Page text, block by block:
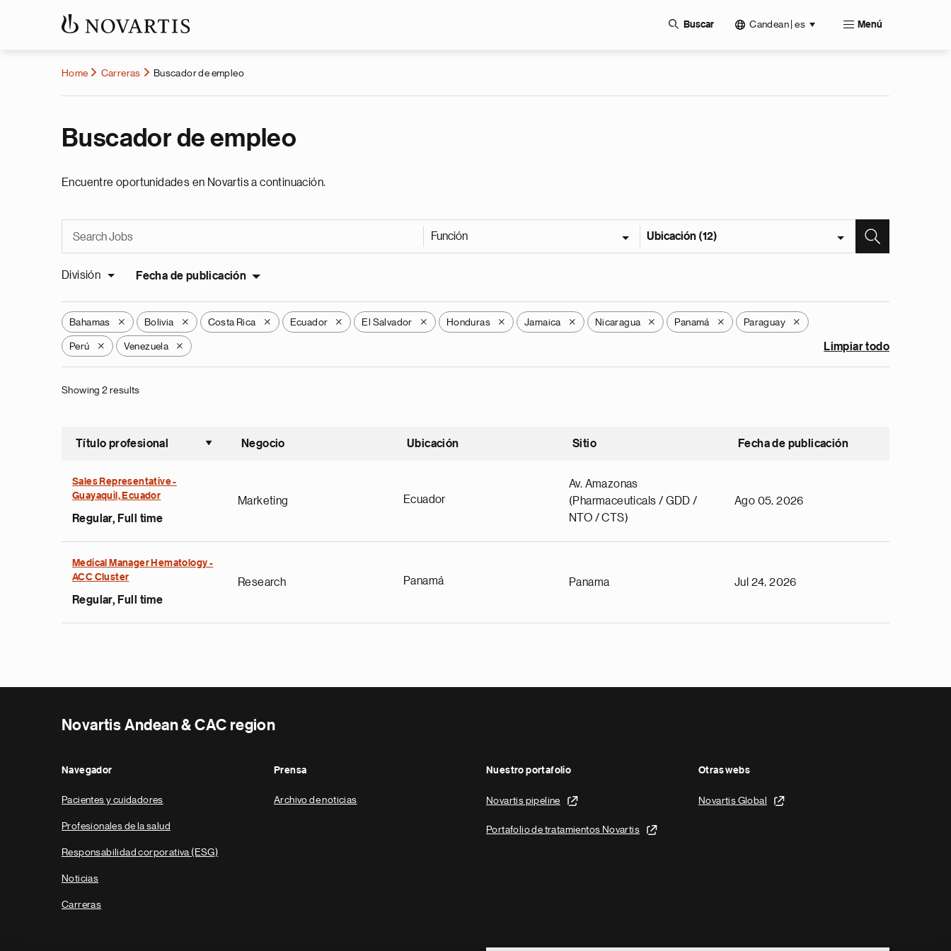
Buscar Candean | es Menú
Home Carreras Buscador de empleo
Buscador de empleo
Encuentre oportunidades en Novartis a continuación.
Función Ubicación (12)
División Fecha de publicación
Bahamas X Bolivia X Costa Rica X Ecuador X El Salvador X Honduras X Jamaica X Nicaragua X Panamá X Paraguay X
Perú X Venezuela X Limpiar todo
Showing 2 results
Título profesional
Ordenar ascendente
Negocio Ubicación Sitio Fecha de publicación
Sales Representative -
Guayaquil, Ecuador
Regular, Full time
Marketing Ecuador
Av. Amazonas
(Pharmaceuticals / GDD /
NTO / CTS)
Ago 05, 2026
Medical Manager Hematology -
ACC Cluster
Regular, Full time
Research Panamá Panama Jul 24, 2026
Novartis Andean & CAC region
Navegador
Pacientes y cuidadores
Profesionales de la salud
Responsabilidad corporativa (ESG)
Noticias
Carreras
Prensa
Archivo de noticias
Nuestro portafolio
Novartis pipeline
Portafolio de tratamientos Novartis
Otras webs
Novartis Global